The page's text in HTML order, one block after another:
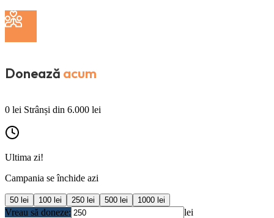
Donează acum
0 lei Strânși din 6.000 lei
Ultima zi!
Campania se închide azi
50 lei 100 lei 250 lei 500 lei 1000 lei
Vreau să doneze: lei